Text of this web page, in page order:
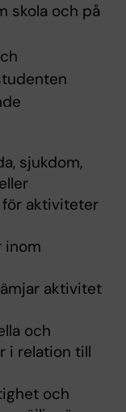
skola och på
sjukdom,
aktiviteter
inom
aktivitet
och
i relation till
och